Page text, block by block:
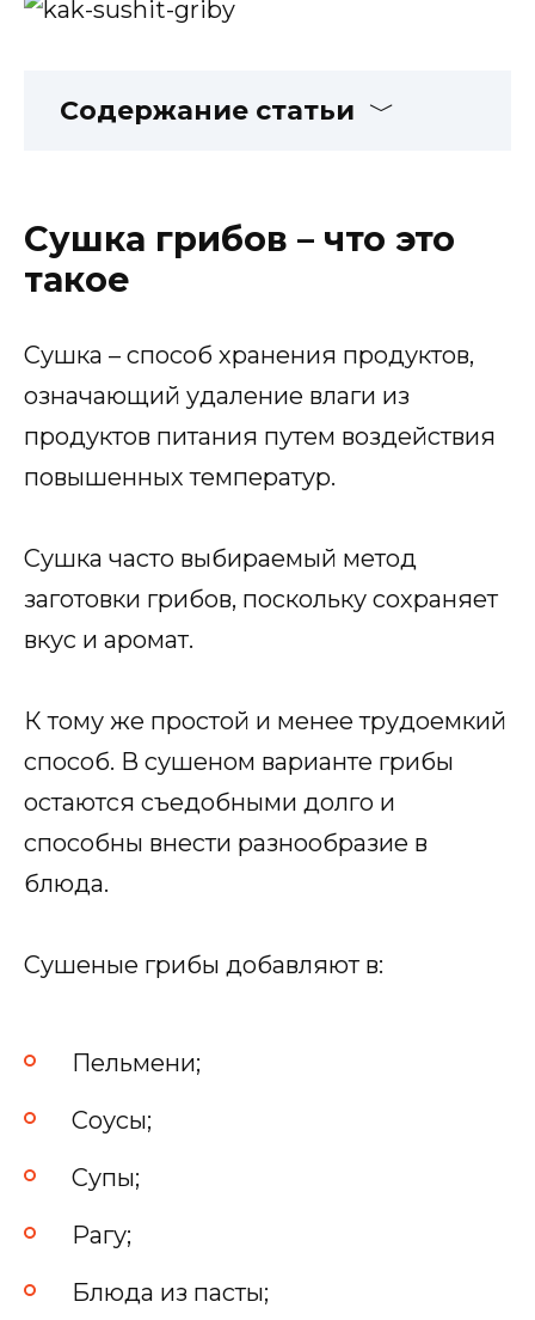
Содержание статьи
Сушка грибов – что это
такое
Сушка – способ хранения продуктов,
означающий удаление влаги из
продуктов питания путем воздействия
повышенных температур.
Сушка часто выбираемый метод
заготовки грибов, поскольку сохраняет
вкус и аромат.
К тому же простой и менее трудоемкий
способ. В сушеном варианте грибы
остаются съедобными долго и
способны внести разнообразие в
блюда.
Сушеные грибы добавляют в:
Пельмени;
Соусы;
Супы;
Рагу;
Блюда из пасты;